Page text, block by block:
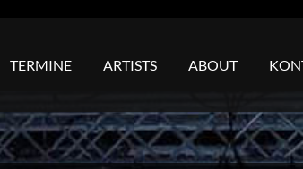
TERMINE ARTISTS ABOUT